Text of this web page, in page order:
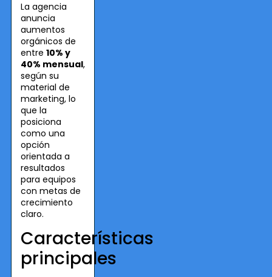
La agencia
anuncia
aumentos
orgánicos de
entre 10% y
40% mensual,
según su
material de
marketing, lo
que la
posiciona
como una
opción
orientada a
resultados
para equipos
con metas de
crecimiento
claro.
Características
principales